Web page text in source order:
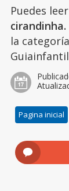
Puedes
la
Pagina inicial